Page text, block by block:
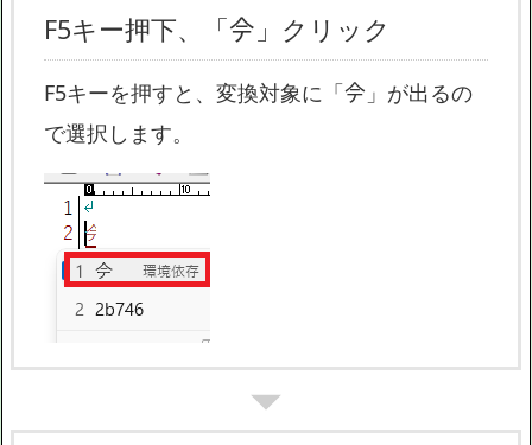
F5キー押下、「𫝆」クリック
F5キーを押すと、変換対象に「𫝆」が出るの
で選択します。